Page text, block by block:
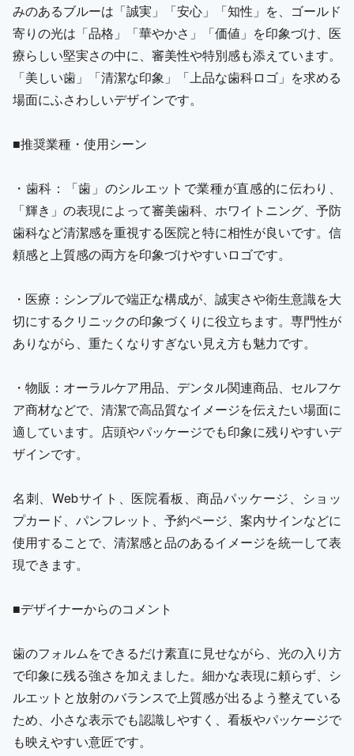
みのあるブルーは「誠実」「安心」「知性」を、ゴールド
寄りの光は「品格」「華やかさ」「価値」を印象づけ、医
療らしい堅実さの中に、審美性や特別感も添えています。
「美しい歯」「清潔な印象」「上品な歯科ロゴ」を求める
場面にふさわしいデザインです。
■推奨業種・使用シーン
・歯科：「歯」のシルエットで業種が直感的に伝わり、
「輝き」の表現によって審美歯科、ホワイトニング、予防
歯科など清潔感を重視する医院と特に相性が良いです。信
頼感と上質感の両方を印象づけやすいロゴです。
・医療：シンプルで端正な構成が、誠実さや衛生意識を大
切にするクリニックの印象づくりに役立ちます。専門性が
ありながら、重たくなりすぎない見え方も魅力です。
・物販：オーラルケア用品、デンタル関連商品、セルフケ
ア商材などで、清潔で高品質なイメージを伝えたい場面に
適しています。店頭やパッケージでも印象に残りやすいデ
ザインです。
名刺、Webサイト、医院看板、商品パッケージ、ショッ
プカード、パンフレット、予約ページ、案内サインなどに
使用することで、清潔感と品のあるイメージを統一して表
現できます。
■デザイナーからのコメント
歯のフォルムをできるだけ素直に見せながら、光の入り方
で印象に残る強さを加えました。細かな表現に頼らず、シ
ルエットと放射のバランスで上質感が出るよう整えている
ため、小さな表示でも認識しやすく、看板やパッケージで
も映えやすい意匠です。